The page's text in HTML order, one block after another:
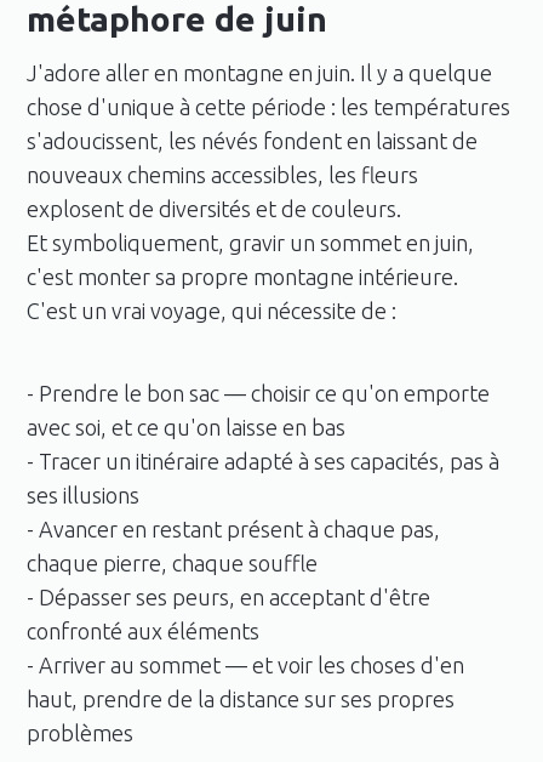
métaphore de juin
J'adore aller en montagne en juin. Il y a quelque
chose d'unique à cette période : les températures
s'adoucissent, les névés fondent en laissant de
nouveaux chemins accessibles, les fleurs
explosent de diversités et de couleurs.
Et symboliquement, gravir un sommet en juin,
c'est monter sa propre montagne intérieure.
C'est un vrai voyage, qui nécessite de :
- Prendre le bon sac — choisir ce qu'on emporte
avec soi, et ce qu'on laisse en bas
- Tracer un itinéraire adapté à ses capacités, pas à
ses illusions
- Avancer en restant présent à chaque pas,
chaque pierre, chaque souffle
- Dépasser ses peurs, en acceptant d'être
confronté aux éléments
- Arriver au sommet — et voir les choses d'en
haut, prendre de la distance sur ses propres
problèmes